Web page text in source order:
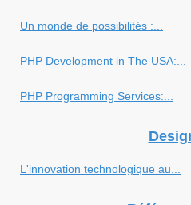
Un monde de possibilités :...
PHP Development in The USA:...
PHP Programming Services:...
L'innovation technologique au...